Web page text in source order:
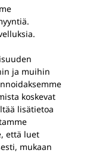
ja muihin
koskevat
lisätietoa
että luet
mukaan